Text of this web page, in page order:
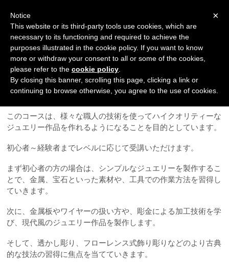
ジュエリーコース
このコースは、様々な職人の技術を使ってハイクオリティーな
ジュエリー作品を作れるようになることを目的としています。
初心者～経験者までレベルに応じて受講いただけます。
まず初心者の方の場合は、シンプルなジュエリーを製作するこ
とで、金属、宝石といった素材や、工具での作業方法を習得し
ていきます。
次に、金属板やワイヤーの扱い方や、彫金による加工技術を学
び、現代風のジュエリー作品を製作します。
そして、透かし彫り、フローレンス式飾り彫りなどのより古典
的な技法の習得に焦点を当てていきます。
×
Notice
This website or its third-party tools use cookies, which are
necessary to its functioning and required to achieve the
purposes illustrated in the cookie policy. If you want to know
more or withdraw your consent to all or some of the cookies,
please refer to the cookie policy
By closing this banner, scrolling this page, clicking a link or
continuing to browse otherwise, you agree to the use of cookies.